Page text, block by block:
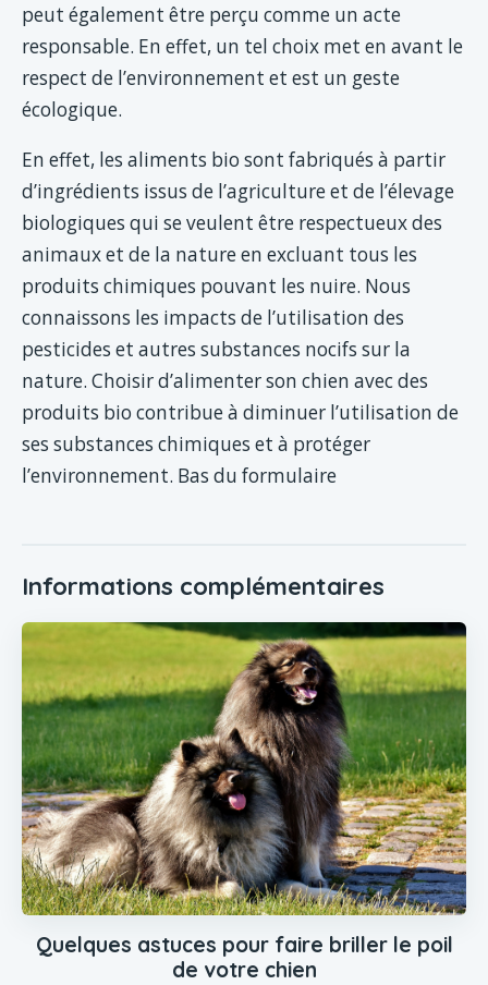
peut également être perçu comme un acte
responsable. En effet, un tel choix met en avant le
respect de l’environnement et est un geste
écologique.
En effet, les aliments bio sont fabriqués à partir
d’ingrédients issus de l’agriculture et de l’élevage
biologiques qui se veulent être respectueux des
animaux et de la nature en excluant tous les
produits chimiques pouvant les nuire. Nous
connaissons les impacts de l’utilisation des
pesticides et autres substances nocifs sur la
nature. Choisir d’alimenter son chien avec des
produits bio contribue à diminuer l’utilisation de
ses substances chimiques et à protéger
l’environnement. Bas du formulaire
Informations complémentaires
Quelques astuces pour faire briller le poil
de votre chien